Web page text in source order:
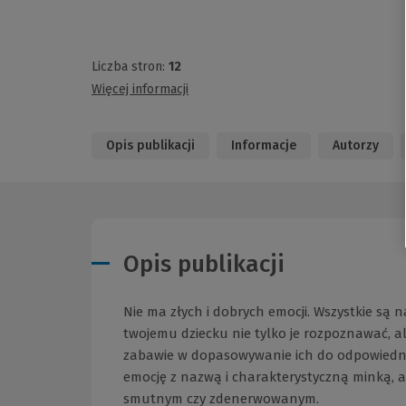
Liczba stron: 12
Więcej informacji
Opis publikacji Informacje Autorzy
Opis publikacji
Nie ma złych i dobrych emocji. Wszystkie
twojemu dziecku nie tylko je rozpoznawać,
zabawie w dopasowywanie ich do
emocję z nazwą i charakterystyczną minką,
smutnym czy zdenerwowanym.